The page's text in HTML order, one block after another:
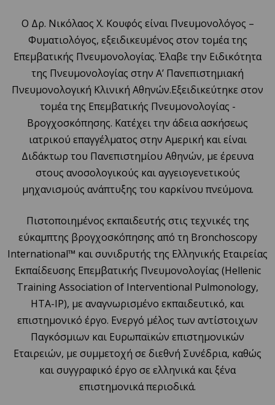
Ο Δρ. Νικόλαος Χ. Κουφός είναι Πνευμονολόγος –
Φυματιολόγος, εξειδικευμένος στον τομέα της
Επεμβατικής Πνευμονολογίας. Έλαβε την Ειδικότητα
της Πνευμονολογίας στην Α’ Πανεπιστημιακή
Πνευμονολογική Κλινική Αθηνών.Εξειδικεύτηκε στον
τομέα της Επεμβατικής Πνευμονολογίας -
Βρογχοσκόπησης. Κατέχει την άδεια ασκήσεως
ιατρικού επαγγέλματος στην Αμερική και είναι
Διδάκτωρ του Πανεπιστημίου Αθηνών, με έρευνα
στους ανοσολογικούς και αγγειογενετικούς
μηχανισμούς ανάπτυξης του καρκίνου πνεύμονα.
Πιστοποιημένος εκπαιδευτής στις τεχνικές της
εύκαμπτης βρογχοσκόπησης από τη Bronchoscopy
International™ και συνιδρυτής της Ελληνικής Εταιρείας
Εκπαίδευσης Επεμβατικής Πνευμονολογίας (Hellenic
Training Association of Interventional Pulmonology,
HTA-IP), με αναγνωρισμένο εκπαιδευτικό, και
επιστημονικό έργο. Ενεργό μέλος των αντίστοιχων
Παγκόσμιων και Ευρωπαϊκών επιστημονικών
Εταιρειών, με συμμετοχή σε διεθνή Συνέδρια, καθώς
και συγγραφικό έργο σε ελληνικά και ξένα
επιστημονικά περιοδικά.